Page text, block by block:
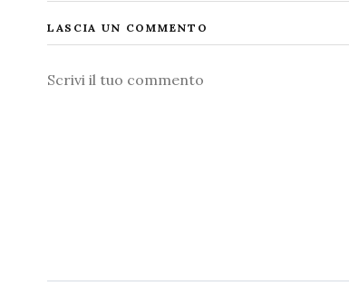
LASCIA UN COMMENTO
Commento